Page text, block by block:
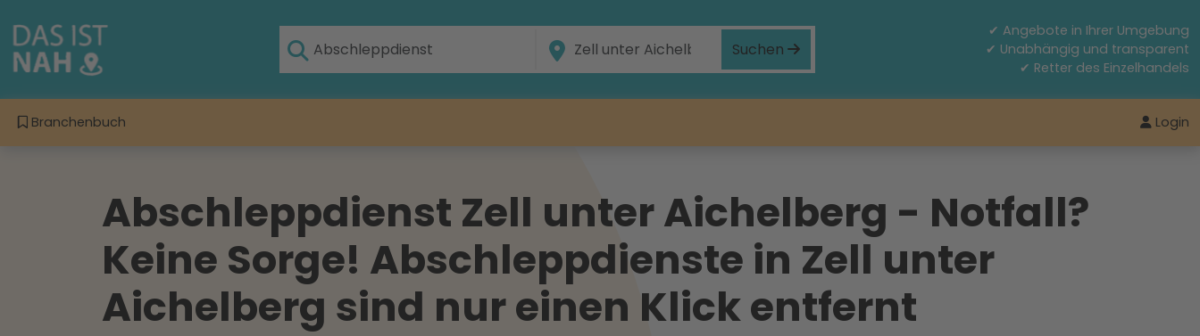
Suchen
✔ Angebote in Ihrer Umgebung
✔ Unabhängig und transparent
✔ Retter des Einzelhandels
Branchenbuch Login
Abschleppdienst Zell unter Aichelberg - Notfall?
Keine Sorge! Abschleppdienste in Zell unter
Aichelberg sind nur einen Klick entfernt